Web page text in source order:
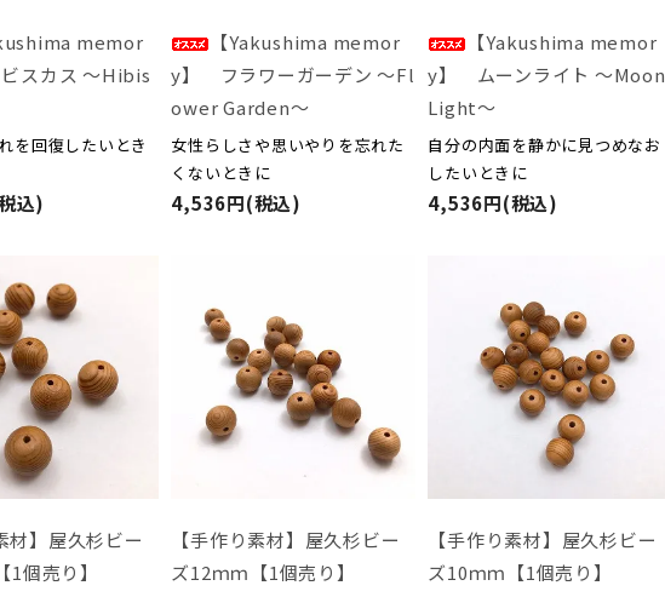
memor
スカス ～Hibis
を回復したいとき
込)
【Yakushima memor
y】 フラワーガーデン ～Fl
ower Garden～
女性らしさや思いやりを忘れた
くないときに
4,536円(税込)
【Yakushima memor
y】 ムーンライト ～Moon
Light～
自分の内面を静かに見つめなお
したいときに
4,536円(税込)
材】屋久杉ビー
1個売り】
【手作り素材】屋久杉ビー
ズ12ｍｍ【1個売り】
【手作り素材】屋久杉ビー
ズ10ｍｍ【1個売り】